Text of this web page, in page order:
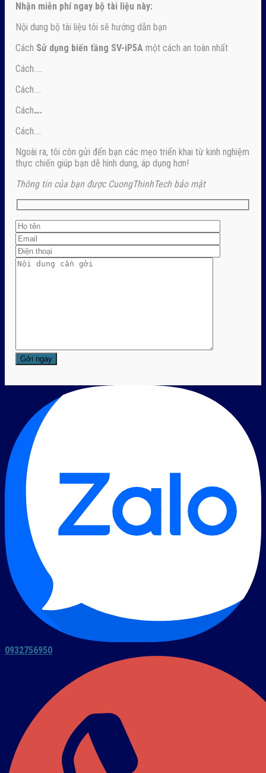
Nhận miễn phí ngay bộ tài liệu này:
Nội dung bộ tài liệu tôi sẽ hướng dẫn bạn
Cách Sử dụng biến tầng SV-iP5A một cách an toàn nhất
Cách…..
Cách….
Cách….
Cách….
Ngoài ra, tôi còn gửi đến bạn các mẹo triển khai từ kinh nghiệm
thực chiến giúp bạn dễ hình dung, áp dụng hơn!
Thông tin của bạn được CuongThinhTech bảo mật
0932756950